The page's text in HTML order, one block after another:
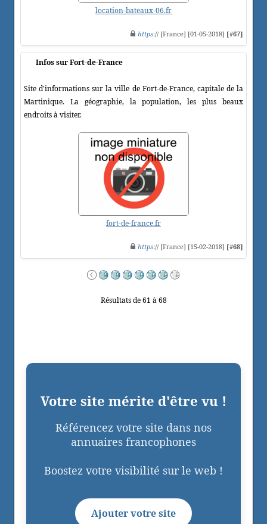
location-bateaux-06.fr
https:// [France] [01-05-2018] [#67]
Infos sur Fort-de-France
Site d'informations sur la ville de Fort-de-France, capitale de la
Martinique. La géographie, la population, les plus beaux
endroits à visiter.
fort-de-france.fr
https:// [France] [15-02-2018] [#68]
Résultats de 61 à 68
Votre site mérite d'être vu !
Référencez votre site dans nos
annuaires francophones
Boostez votre visibilité sur le web !
Ajouter votre site